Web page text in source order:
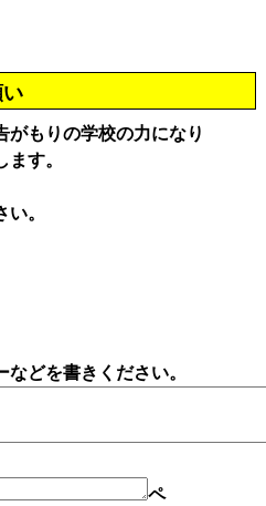
がもりの学校の力になり
す。
。
どを書きください。
ペ